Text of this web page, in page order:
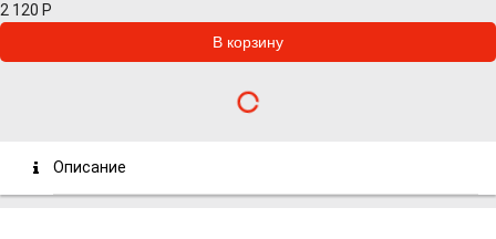
2 120 Р
Описание